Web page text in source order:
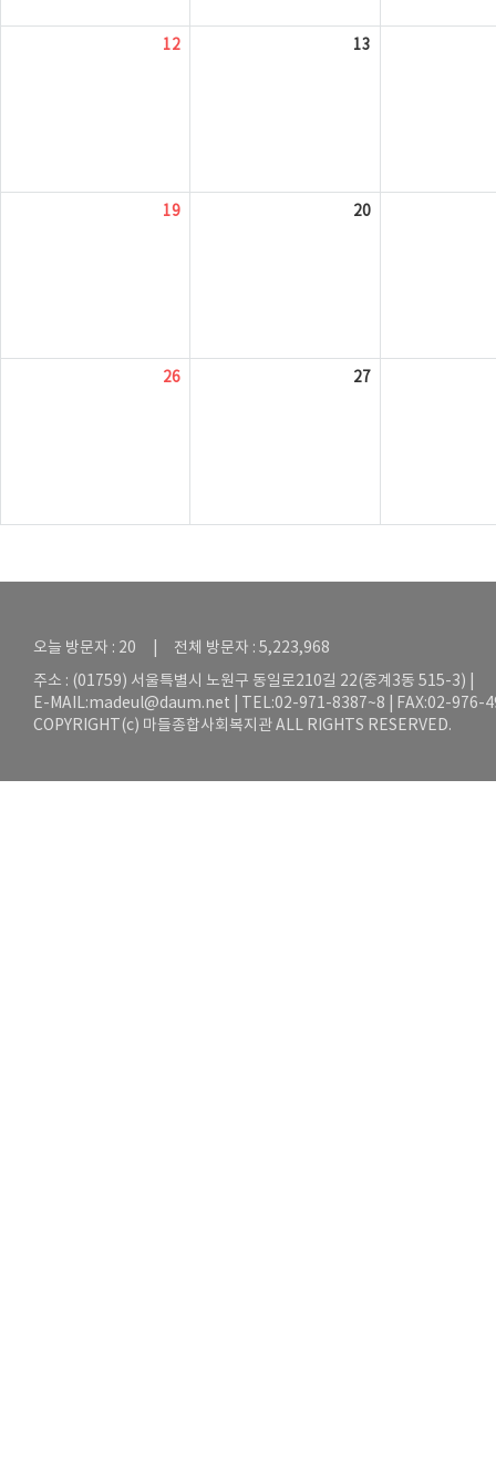
12 13
19 20
26 27
오늘 방문자 : 20 | 전체 방문자 : 5,223,968
주소 : (01759) 서울특별시 노원구 동일로210길 22(중계3동 515-3) |
E-MAIL:madeul@daum.net | TEL:02-971-8387~8 | FAX:02-976-
COPYRIGHT(c) 마들종합사회복지관 ALL RIGHTS RESERVED.